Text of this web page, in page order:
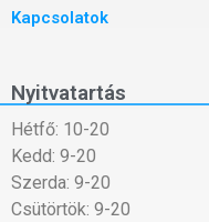
Kapcsolatok
Nyitvatartás
Hétfő: 10-20
Kedd: 9-20
Szerda: 9-20
Csütörtök: 9-20